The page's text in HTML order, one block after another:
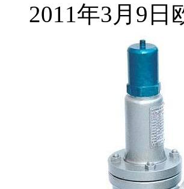
2011年3月9日